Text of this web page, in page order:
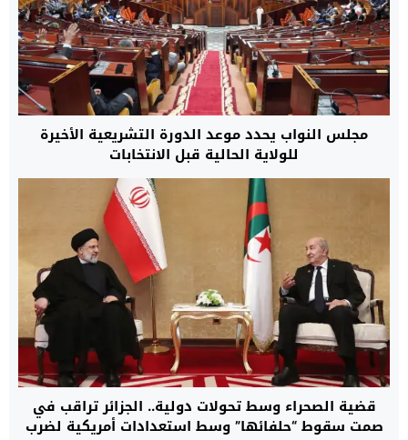
مجلس النواب يحدد موعد الدورة التشريعية الأخيرة
للولاية الحالية قبل الانتخابات
قضية الصحراء وسط تحولات دولية.. الجزائر تراقب في
صمت سقوط “حلفائها” وسط استعدادات أمريكية لضرب